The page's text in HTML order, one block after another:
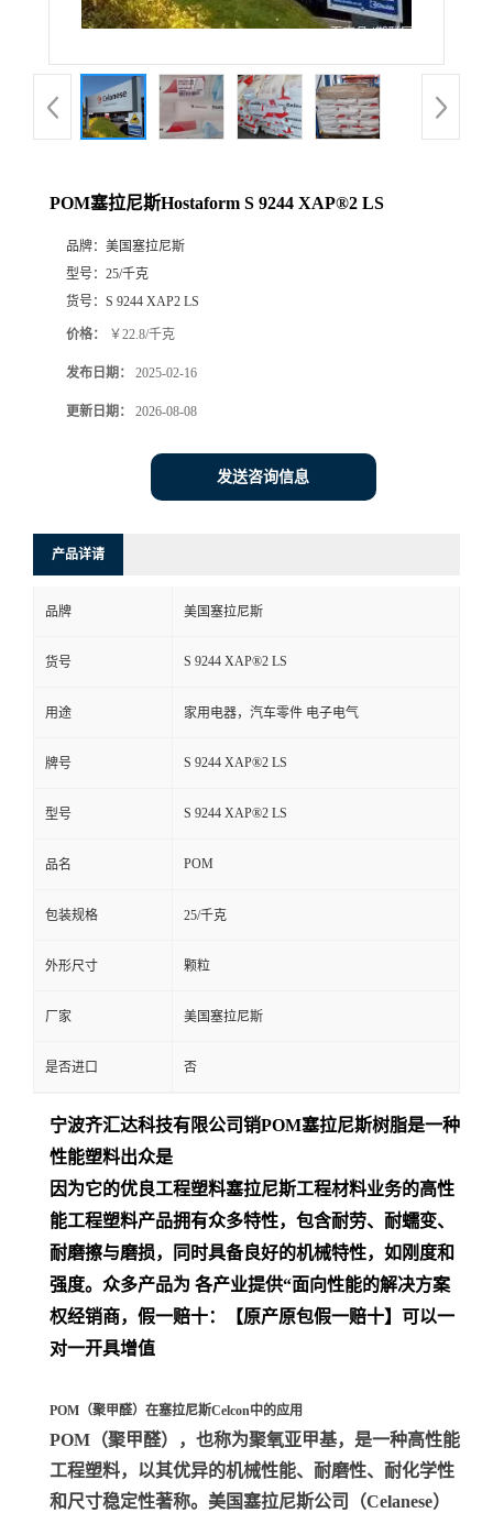
POM塞拉尼斯Hostaform S 9244 XAP®2 LS
品牌： 美国塞拉尼斯
型号： 25/千克
货号： S 9244 XAP2 LS
价格： ￥22.8/千克
发布日期： 2025-02-16
更新日期： 2026-08-08
发送咨询信息
产品详请
品牌 美国塞拉尼斯
货号 S 9244 XAP®2 LS
用途 家用电器，汽车零件 电子电气
牌号 S 9244 XAP®2 LS
型号 S 9244 XAP®2 LS
品名 POM
包装规格 25/千克
外形尺寸 颗粒
厂家 美国塞拉尼斯
是否进口 否
宁波齐汇达科技有限公司销POM塞拉尼斯树脂是一种
性能塑料出众是
因为它的优良工程塑料塞拉尼斯工程材料业务的高性
能工程塑料产品拥有众多特性，包含耐劳、耐蠕变、
耐磨擦与磨损，同时具备良好的机械特性，如刚度和
强度。众多产品为 各产业提供“面向性能的解决方案
权经销商，假一赔十：【原产原包假一赔十】可以一
对一开具增值
POM（聚甲醛）在塞拉尼斯Celcon中的应用
POM（聚甲醛）
，也称为聚氧亚甲基，是一种高性能
工程塑料，以其优异的机械性能、耐磨性、耐化学性
和尺寸稳定性著称。美国塞拉尼斯公司（Celanese）